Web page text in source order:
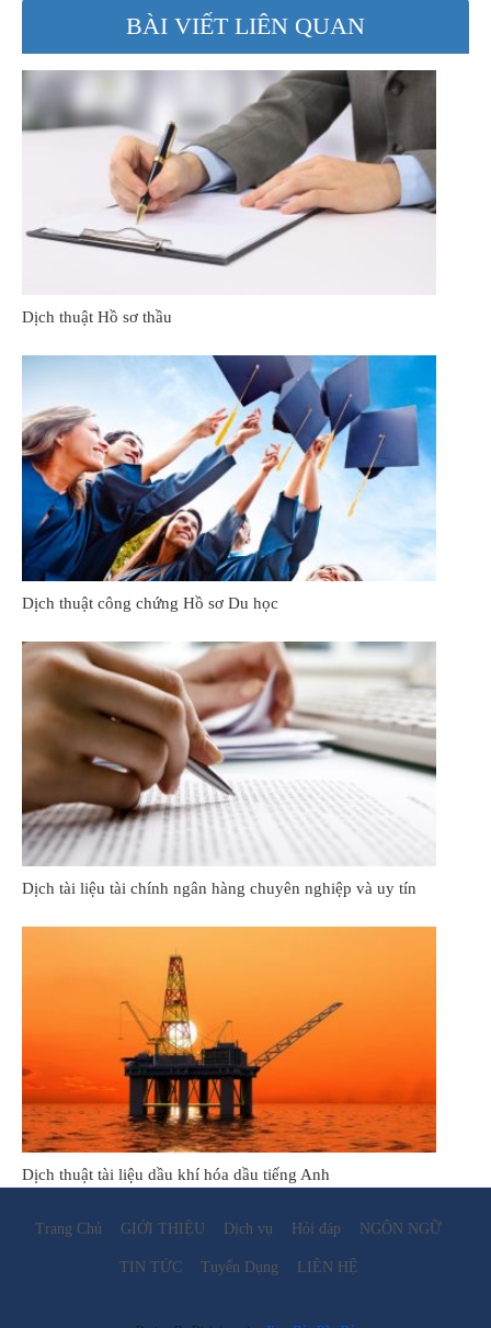
BÀI VIẾT LIÊN QUAN
Dịch thuật Hồ sơ thầu
Dịch thuật công chứng Hồ sơ Du học
Dịch tài liệu tài chính ngân hàng chuyên nghiệp và uy tín
Dịch thuật tài liệu dầu khí hóa dầu tiếng Anh
Trang Chủ GIỚI THIỆU Dịch vụ Hỏi đáp NGÔN NGỮ
TIN TỨC Tuyển Dụng LIÊN HỆ